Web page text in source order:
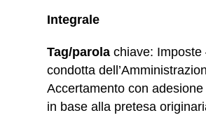
Integrale
Tag/parola chiave:
condotta
Accertamento con
in base alla pretesa